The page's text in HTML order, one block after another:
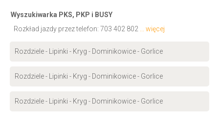
Wyszukiwarka PKS, PKP i BUSY
Rozkład jazdy przez telefon: 703 402 802 ... więcej
Rozdziele - Lipinki - Kryg - Dominikowice - Gorlice
Rozdziele - Lipinki - Kryg - Dominikowice - Gorlice
Rozdziele - Lipinki - Kryg - Dominikowice - Gorlice